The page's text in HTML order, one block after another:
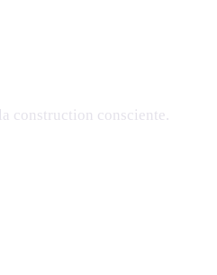
construction consciente.